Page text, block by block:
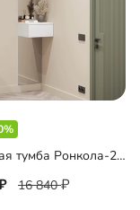
Подвесная тумба Ронкола-2 с зеркалом
16 840